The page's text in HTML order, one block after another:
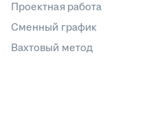
Проектная работа
Сменный график
Вахтовый метод